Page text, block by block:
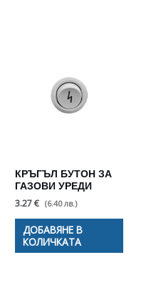
КРЪГЪЛ БУТОН ЗА
ГАЗОВИ УРЕДИ
3.27 € (6.40 лв.)
ДОБАВЯНЕ В
КОЛИЧКАТА